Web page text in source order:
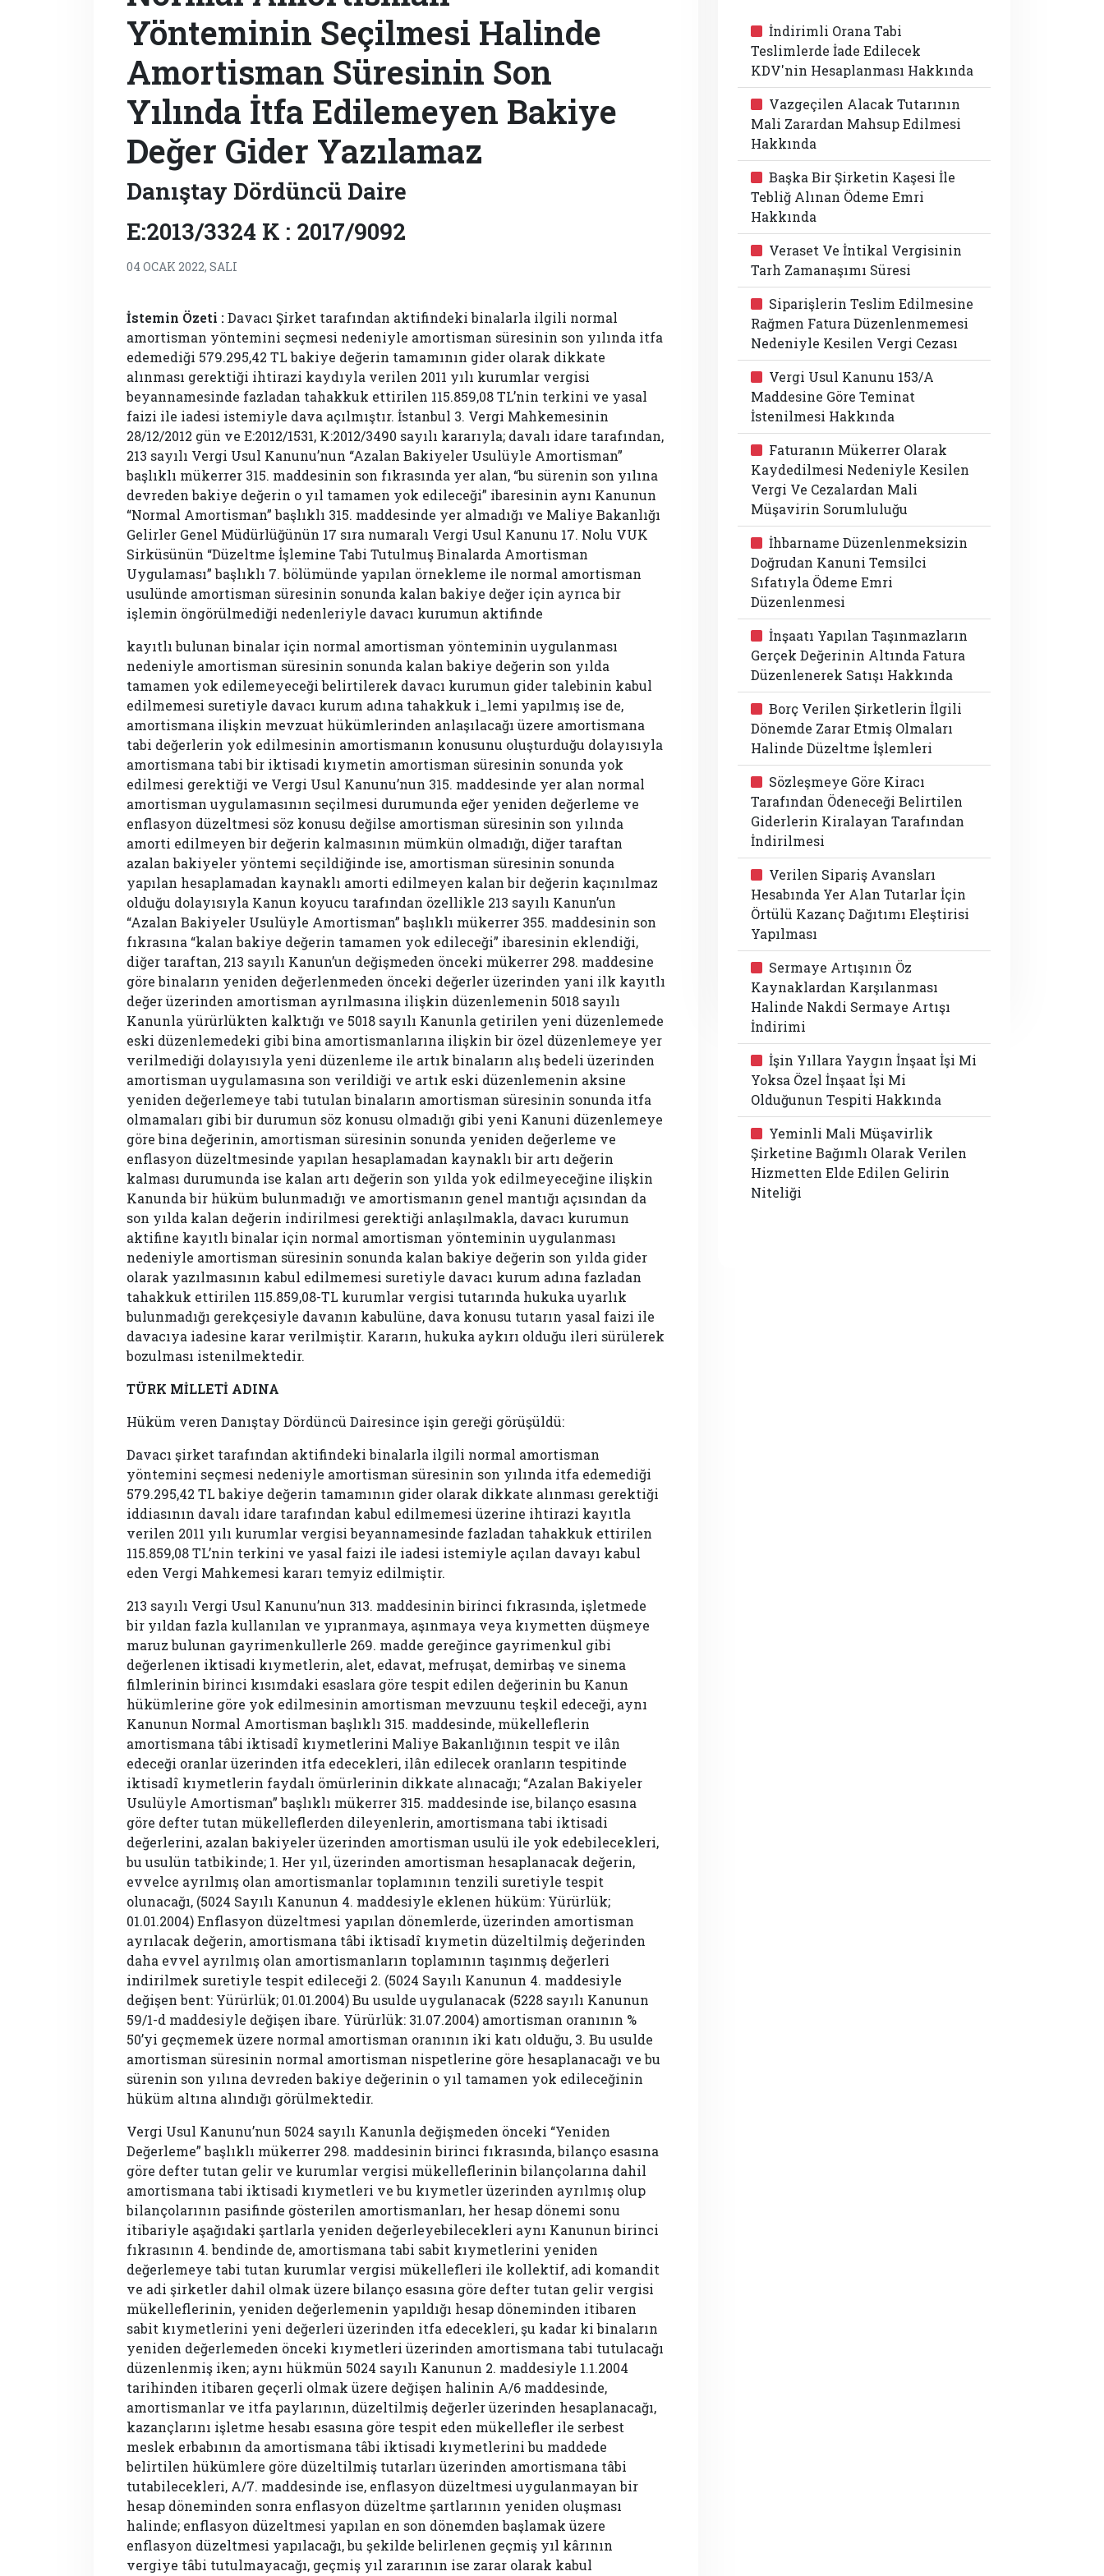
Yönteminin Seçilmesi Halinde
Amortisman Süresinin Son
Yılında İtfa Edilemeyen Bakiye
Değer Gider Yazılamaz
Danıştay Dördüncü Daire
E:2013/3324 K : 2017/9092
04 OCAK 2022, SALI
İstemin Özeti :Davacı Şirket tarafından aktifindeki binalarla ilgili normal
amortisman yöntemini seçmesi nedeniyle amortisman süresinin son yılında itfa
edemediği 579.295,42 TL bakiye değerin tamamının gider olarak dikkate
alınması gerektiği ihtirazi kaydıyla verilen 2011 yılı kurumlar vergisi
beyannamesinde fazladan tahakkuk ettirilen 115.859,08 TL’nin terkini ve yasal
faizi ile iadesi istemiyle dava açılmıştır. İstanbul 3. Vergi Mahkemesinin
28/12/2012 gün ve E:2012/1531, K:2012/3490 sayılı kararıyla; davalı idare tarafından,
213 sayılı Vergi Usul Kanunu’nun “Azalan Bakiyeler Usulüyle Amortisman”
başlıklı mükerrer 315. maddesinin son fıkrasında yer alan, “bu sürenin son yılına
devreden bakiye değerin o yıl tamamen yok edileceği” ibaresinin aynı Kanunun
“Normal Amortisman” başlıklı 315. maddesinde yer almadığı ve Maliye Bakanlığı
Gelirler Genel Müdürlüğünün 17 sıra numaralı Vergi Usul Kanunu 17. Nolu VUK
Sirküsünün “Düzeltme İşlemine Tabi Tutulmuş Binalarda Amortisman
Uygulaması” başlıklı 7. bölümünde yapılan örnekleme ile normal amortisman
usulünde amortisman süresinin sonunda kalan bakiye değer için ayrıca bir
işlemin öngörülmediği nedenleriyle davacı kurumun aktifinde
kayıtlı bulunan binalar için normal amortisman yönteminin uygulanması
nedeniyle amortisman süresinin sonunda kalan bakiye değerin son yılda
tamamen yok edilemeyeceği belirtilerek davacı kurumun gider talebinin kabul
edilmemesi suretiyle davacı kurum adına tahakkuk i_lemi yapılmış ise de,
amortismana ilişkin mevzuat hükümlerinden anlaşılacağı üzere amortismana
tabi değerlerin yok edilmesinin amortismanın konusunu oluşturduğu dolayısıyla
amortismana tabi bir iktisadi kıymetin amortisman süresinin sonunda yok
edilmesi gerektiği ve Vergi Usul Kanunu’nun 315. maddesinde yer alan normal
amortisman uygulamasının seçilmesi durumunda eğer yeniden değerleme ve
enflasyon düzeltmesi söz konusu değilse amortisman süresinin son yılında
amorti edilmeyen bir değerin kalmasının mümkün olmadığı, diğer taraftan
azalan bakiyeler yöntemi seçildiğinde ise, amortisman süresinin sonunda
yapılan hesaplamadan kaynaklı amorti edilmeyen kalan bir değerin kaçınılmaz
olduğu dolayısıyla Kanun koyucu tarafından özellikle 213 sayılı Kanun’un
“Azalan Bakiyeler Usulüyle Amortisman” başlıklı mükerrer 355. maddesinin son
fıkrasına “kalan bakiye değerin tamamen yok edileceği” ibaresinin eklendiği,
diğer taraftan, 213 sayılı Kanun’un değişmeden önceki mükerrer 298. maddesine
göre binaların yeniden değerlenmeden önceki değerler üzerinden yani ilk kayıtlı
değer üzerinden amortisman ayrılmasına ilişkin düzenlemenin 5018 sayılı
Kanunla yürürlükten kalktığı ve 5018 sayılı Kanunla getirilen yeni düzenlemede
eski düzenlemedeki gibi bina amortismanlarına ilişkin bir özel düzenlemeye yer
verilmediği dolayısıyla yeni düzenleme ile artık binaların alış bedeli üzerinden
amortisman uygulamasına son verildiği ve artık eski düzenlemenin aksine
yeniden değerlemeye tabi tutulan binaların amortisman süresinin sonunda itfa
olmamaları gibi bir durumun söz konusu olmadığı gibi yeni Kanuni düzenlemeye
göre bina değerinin, amortisman süresinin sonunda yeniden değerleme ve
enflasyon düzeltmesinde yapılan hesaplamadan kaynaklı bir artı değerin
kalması durumunda ise kalan artı değerin son yılda yok edilmeyeceğine ilişkin
Kanunda bir hüküm bulunmadığı ve amortismanın genel mantığı açısından da
son yılda kalan değerin indirilmesi gerektiği anlaşılmakla, davacı kurumun
aktifine kayıtlı binalar için normal amortisman yönteminin uygulanması
nedeniyle amortisman süresinin sonunda kalan bakiye değerin son yılda gider
olarak yazılmasının kabul edilmemesi suretiyle davacı kurum adına fazladan
tahakkuk ettirilen 115.859,08-TL kurumlar vergisi tutarında hukuka uyarlık
bulunmadığı gerekçesiyle davanın kabulüne, dava konusu tutarın yasal faizi ile
davacıya iadesine karar verilmiştir. Kararın, hukuka aykırı olduğu ileri sürülerek
bozulması istenilmektedir.
TÜRK MİLLETİ ADINA
Hüküm veren Danıştay Dördüncü Dairesince işin gereği görüşüldü:
Davacı şirket tarafından aktifindeki binalarla ilgili normal amortisman
yöntemini seçmesi nedeniyle amortisman süresinin son yılında itfa edemediği
579.295,42 TL bakiye değerin tamamının gider olarak dikkate alınması gerektiği
iddiasının davalı idare tarafından kabul edilmemesi üzerine ihtirazi kayıtla
verilen 2011 yılı kurumlar vergisi beyannamesinde fazladan tahakkuk ettirilen
115.859,08 TL’nin terkini ve yasal faizi ile iadesi istemiyle açılan davayı kabul
eden Vergi Mahkemesi kararı temyiz edilmiştir.
213 sayılı Vergi Usul Kanunu’nun 313. maddesinin birinci fıkrasında, işletmede
bir yıldan fazla kullanılan ve yıpranmaya, aşınmaya veya kıymetten düşmeye
maruz bulunan gayrimenkullerle 269. madde gereğince gayrimenkul gibi
değerlenen iktisadi kıymetlerin, alet, edavat, mefruşat, demirbaş ve sinema
filmlerinin birinci kısımdaki esaslara göre tespit edilen değerinin bu Kanun
hükümlerine göre yok edilmesinin amortisman mevzuunu teşkil edeceği, aynı
Kanunun Normal Amortisman başlıklı 315. maddesinde, mükelleflerin
amortismana tâbi iktisadî kıymetlerini Maliye Bakanlığının tespit ve ilân
edeceği oranlar üzerinden itfa edecekleri, ilân edilecek oranların tespitinde
iktisadî kıymetlerin faydalı ömürlerinin dikkate alınacağı; “Azalan Bakiyeler
Usulüyle Amortisman” başlıklı mükerrer 315. maddesinde ise, bilanço esasına
göre defter tutan mükelleflerden dileyenlerin, amortismana tabi iktisadi
değerlerini, azalan bakiyeler üzerinden amortisman usulü ile yok edebilecekleri,
bu usulün tatbikinde; 1. Her yıl, üzerinden amortisman hesaplanacak değerin,
evvelce ayrılmış olan amortismanlar toplamının tenzili suretiyle tespit
olunacağı, (5024 Sayılı Kanunun 4. maddesiyle eklenen hüküm: Yürürlük;
01.01.2004) Enflasyon düzeltmesi yapılan dönemlerde, üzerinden amortisman
ayrılacak değerin, amortismana tâbi iktisadî kıymetin düzeltilmiş değerinden
daha evvel ayrılmış olan amortismanların toplamının taşınmış değerleri
indirilmek suretiyle tespit edileceği 2. (5024 Sayılı Kanunun 4. maddesiyle
değişen bent: Yürürlük; 01.01.2004) Bu usulde uygulanacak (5228 sayılı Kanunun
59/1-d maddesiyle değişen ibare. Yürürlük: 31.07.2004) amortisman oranının %
50’yi geçmemek üzere normal amortisman oranının iki katı olduğu, 3. Bu usulde
amortisman süresinin normal amortisman nispetlerine göre hesaplanacağı ve bu
sürenin son yılına devreden bakiye değerinin o yıl tamamen yok edileceğinin
hüküm altına alındığı görülmektedir.
Vergi Usul Kanunu’nun 5024 sayılı Kanunla değişmeden önceki “Yeniden
Değerleme” başlıklı mükerrer 298. maddesinin birinci fıkrasında, bilanço esasına
göre defter tutan gelir ve kurumlar vergisi mükelleflerinin bilançolarına dahil
amortismana tabi iktisadi kıymetleri ve bu kıymetler üzerinden ayrılmış olup
bilançolarının pasifinde gösterilen amortismanları, her hesap dönemi sonu
itibariyle aşağıdaki şartlarla yeniden değerleyebilecekleri aynı Kanunun birinci
fıkrasının 4. bendinde de, amortismana tabi sabit kıymetlerini yeniden
değerlemeye tabi tutan kurumlar vergisi mükellefleri ile kollektif, adi komandit
ve adi şirketler dahil olmak üzere bilanço esasına göre defter tutan gelir vergisi
mükelleflerinin, yeniden değerlemenin yapıldığı hesap döneminden itibaren
sabit kıymetlerini yeni değerleri üzerinden itfa edecekleri, şu kadar ki binaların
yeniden değerlemeden önceki kıymetleri üzerinden amortismana tabi tutulacağı
düzenlenmiş iken; aynı hükmün 5024 sayılı Kanunun 2. maddesiyle 1.1.2004
tarihinden itibaren geçerli olmak üzere değişen halinin A/6 maddesinde,
amortismanlar ve itfa paylarının, düzeltilmiş değerler üzerinden hesaplanacağı,
kazançlarını işletme hesabı esasına göre tespit eden mükellefler ile serbest
meslek erbabının da amortismana tâbi iktisadi kıymetlerini bu maddede
belirtilen hükümlere göre düzeltilmiş tutarları üzerinden amortismana tâbi
tutabilecekleri, A/7. maddesinde ise, enflasyon düzeltmesi uygulanmayan bir
hesap döneminden sonra enflasyon düzeltme şartlarının yeniden oluşması
halinde; enflasyon düzeltmesi yapılan en son dönemden başlamak üzere
enflasyon düzeltmesi yapılacağı, bu şekilde belirlenen geçmiş yıl kârının
vergiye tâbi tutulmayacağı, geçmiş yıl zararının ise zarar olarak kabul
İndirimli Orana Tabi
Teslimlerde İade Edilecek
KDV'nin Hesaplanması Hakkında
Vazgeçilen Alacak Tutarının
Mali Zarardan Mahsup Edilmesi
Hakkında
Başka Bir Şirketin Kaşesi İle
Tebliğ Alınan Ödeme Emri
Hakkında
Veraset Ve İntikal Vergisinin
Tarh Zamanaşımı Süresi
Siparişlerin Teslim Edilmesine
Rağmen Fatura Düzenlenmemesi
Nedeniyle Kesilen Vergi Cezası
Vergi Usul Kanunu 153/A
Maddesine Göre Teminat
İstenilmesi Hakkında
Faturanın Mükerrer Olarak
Kaydedilmesi Nedeniyle Kesilen
Vergi Ve Cezalardan Mali
Müşavirin Sorumluluğu
İhbarname Düzenlenmeksizin
Doğrudan Kanuni Temsilci
Sıfatıyla Ödeme Emri
Düzenlenmesi
İnşaatı Yapılan Taşınmazların
Gerçek Değerinin Altında Fatura
Düzenlenerek Satışı Hakkında
Borç Verilen Şirketlerin İlgili
Dönemde Zarar Etmiş Olmaları
Halinde Düzeltme İşlemleri
Sözleşmeye Göre Kiracı
Tarafından Ödeneceği Belirtilen
Giderlerin Kiralayan Tarafından
İndirilmesi
Verilen Sipariş Avansları
Hesabında Yer Alan Tutarlar İçin
Örtülü Kazanç Dağıtımı Eleştirisi
Yapılması
Sermaye Artışının Öz
Kaynaklardan Karşılanması
Halinde Nakdi Sermaye Artışı
İndirimi
İşin Yıllara Yaygın İnşaat İşi Mi
Yoksa Özel İnşaat İşi Mi
Olduğunun Tespiti Hakkında
Yeminli Mali Müşavirlik
Şirketine Bağımlı Olarak Verilen
Hizmetten Elde Edilen Gelirin
Niteliği